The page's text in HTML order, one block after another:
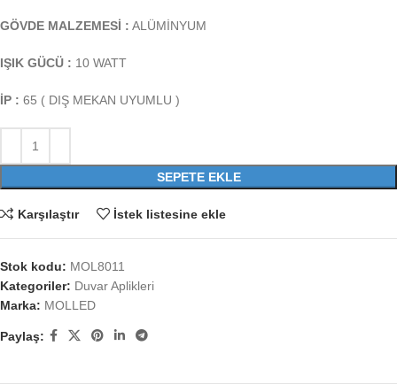
GÖVDE MALZEMESİ : ALÜMİNYUM
IŞIK GÜCÜ : 10 WATT
İP : 65 ( DIŞ MEKAN UYUMLU )
SEPETE EKLE
Karşılaştır İstek listesine ekle
Stok kodu: MOL8011
Kategoriler: Duvar Aplikleri
Marka: MOLLED
Paylaş: